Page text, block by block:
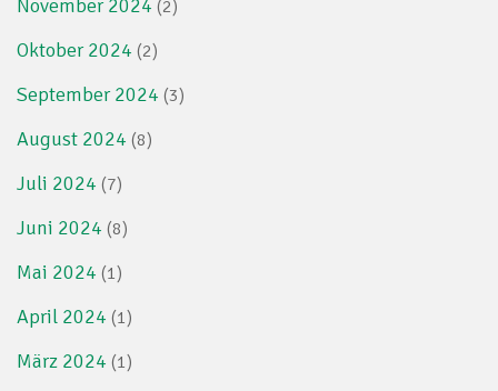
November 2024 (2)
Oktober 2024 (2)
September 2024 (3)
August 2024 (8)
Juli 2024 (7)
Juni 2024 (8)
Mai 2024 (1)
April 2024 (1)
März 2024 (1)